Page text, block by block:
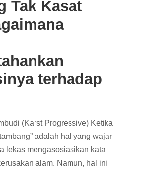
Tak Kasat
terhadap
(Karst Progressive) Ketika
adalah hal yang wajar
lekas mengasosiasikan kata
alam. Namun, hal ini